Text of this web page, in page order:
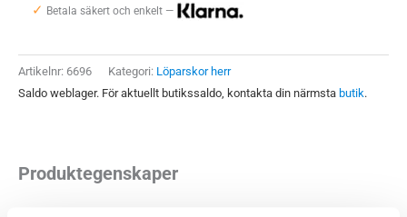
Herr
✓ Betala säkert och enkelt —
Artikelnr: 6696 Kategori: Löparskor herr
Saldo weblager. För aktuellt butikssaldo, kontakta din närmsta butik.
Produktegenskaper